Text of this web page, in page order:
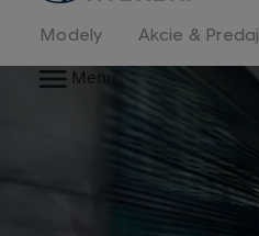
stránka
Modely Akcie & Predaj
Menu